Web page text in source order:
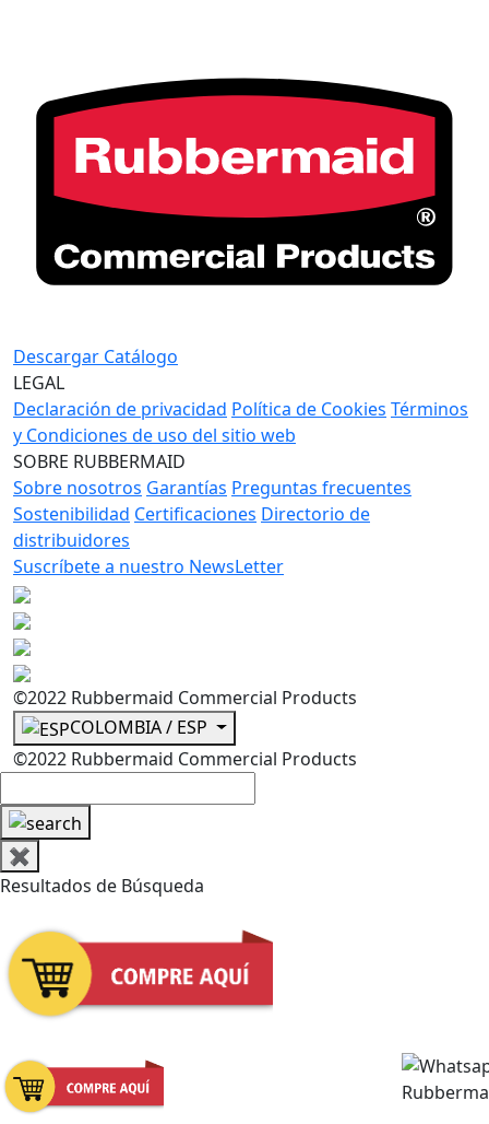
Descargar Catálogo
LEGAL
Declaración de privacidad Política de Cookies Términos
y Condiciones de uso del sitio web
SOBRE RUBBERMAID
Sobre nosotros Garantías Preguntas frecuentes
Sostenibilidad Certificaciones Directorio de
distribuidores
Suscríbete a nuestro NewsLetter
©2022 Rubbermaid Commercial Products
COLOMBIA / ESP
©2022 Rubbermaid Commercial Products
✖
Resultados de Búsqueda